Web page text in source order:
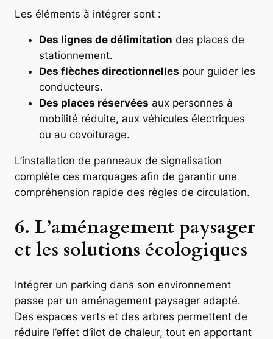
Les éléments à intégrer sont :
Des lignes de délimitation des places de
stationnement.
Des flèches directionnelles pour guider les
conducteurs.
Des places réservées aux personnes à
mobilité réduite, aux véhicules électriques
ou au covoiturage.
L’installation de panneaux de signalisation
complète ces marquages afin de garantir une
compréhension rapide des règles de circulation.
6. L’aménagement paysager
et les solutions écologiques
Intégrer un parking dans son environnement
passe par un aménagement paysager adapté.
Des espaces verts et des arbres permettent de
réduire l’effet d’îlot de chaleur, tout en apportant